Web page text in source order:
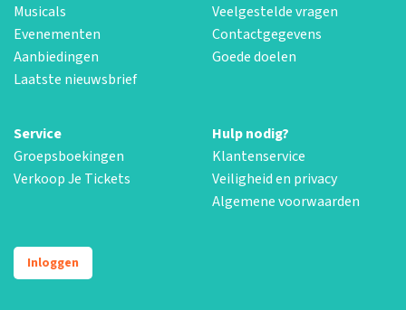
Musicals
Evenementen
Aanbiedingen
Laatste nieuwsbrief
Veelgestelde vragen
Contactgegevens
Goede doelen
Service
Groepsboekingen
Verkoop Je Tickets
Hulp nodig?
Klantenservice
Veiligheid en privacy
Algemene voorwaarden
Inloggen